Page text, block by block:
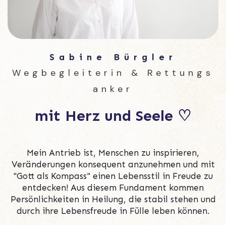
Sabine Bürgler
Wegbegleiterin &
Rettungs
anker
mit Herz und Seele ♡
Mein Antrieb ist, Menschen zu inspirieren,
Veränderungen konsequent anzunehmen und mit
"Gott als Kompass" einen Lebensstil in Freude zu
entdecken! Aus diesem Fundament kommen
Persönlichkeiten in Heilung, die stabil stehen und
durch ihre Lebensfreude in Fülle leben können.